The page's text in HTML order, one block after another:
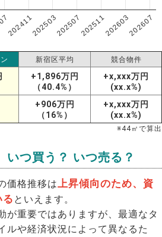
202411202503202507202511202603202607
新宿区平均 競合物件
+1,896万円
（40.4%）
+x,xxx万円
(xx.x%)
+906万円
（16%）
+x,xxx万円
(xx.x%)
※44㎡で算出
いつ買う？ いつ売る？
価格推移は 上昇傾向のため、資
といえます。
が重要ではありますが、最適なタ
ルや経済状況によって異なるた